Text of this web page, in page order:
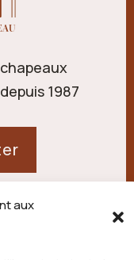
aux
1987